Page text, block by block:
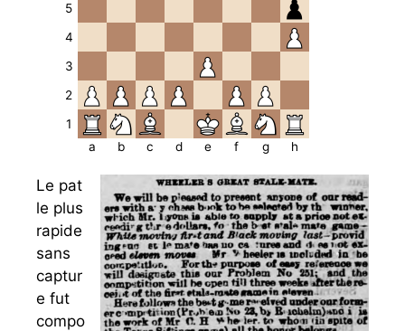
5
4
3
2
1
a
b c d e f g h
Le pat
le plus
rapide
sans
captur
e fut
compo